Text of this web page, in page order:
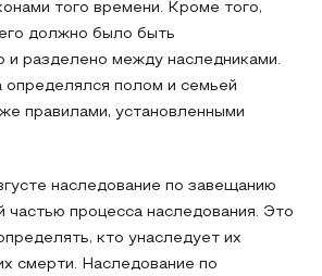
того времени. Кроме того,
должно было быть
и разделено между наследниками.
определялся полом и семьей
правилами, установленными
наследование по завещанию
частью процесса наследования. Это
кто унаследует их
смерти. Наследование по